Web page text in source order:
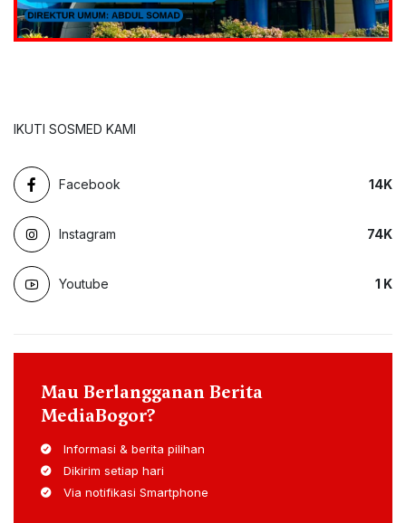
IKUTI SOSMED KAMI
Facebook 14K
Instagram 74K
Youtube 1 K
Mau Berlangganan Berita
MediaBogor?
Informasi & berita pilihan
Dikirim setiap hari
Via notifikasi Smartphone